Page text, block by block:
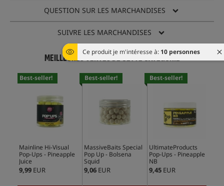
Ce produit je m'intéresse à:10 personnes
QUESTION SUR LES MARCHANDISES
SUIVRE LES MARCHANDISES
MEILLEURES VENTES DE CETTE CATÉGORIE
Best-seller!
Mainline Hi-Visual
Pop-Ups - Pineapple
Juice
9,99 EUR
Best-seller!
MassiveBaits Special
Pop Up - Bolsena
Squid
9,06 EUR
Best-seller!
UltimateProducts
Pop-Ups - Pineapple
NB
9,45 EUR